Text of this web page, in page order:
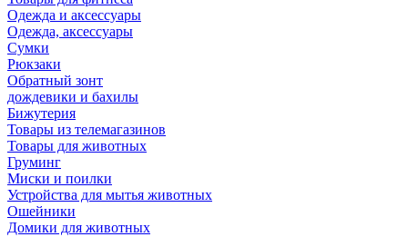
Одежда и аксессуары
Одежда, аксессуары
Сумки
Рюкзаки
Обратный зонт
дождевики и бахилы
Бижутерия
Товары из телемагазинов
Товары для животных
Груминг
Миски и поилки
Устройства для мытья животных
Ошейники
Домики для животных